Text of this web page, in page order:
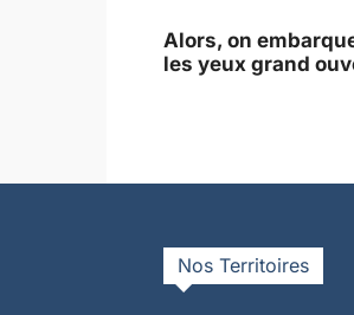
Alors, on
les yeux grand
Nos Territoires